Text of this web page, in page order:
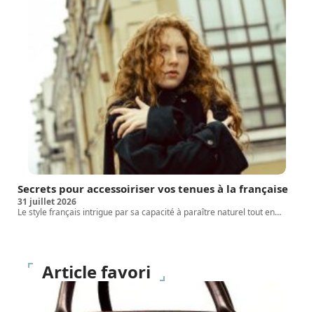
Secrets pour accessoiriser vos tenues à la française
31 juillet 2026
Le style français intrigue par sa capacité à paraître naturel tout en…
Article favori